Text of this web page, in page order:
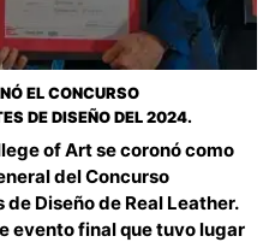
EL CONCURSO
DE DISEÑO DEL 2024.
of Art se coronó como
del Concurso
Diseño de Real Leather.
evento final que tuvo lugar